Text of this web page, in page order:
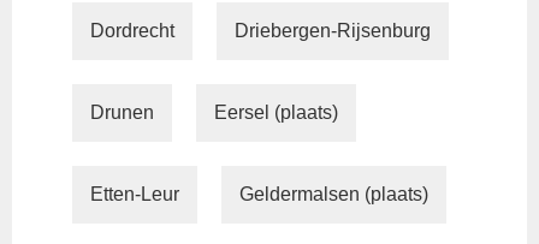
Dordrecht Driebergen-Rijsenburg
Drunen Eersel (plaats)
Etten-Leur Geldermalsen (plaats)